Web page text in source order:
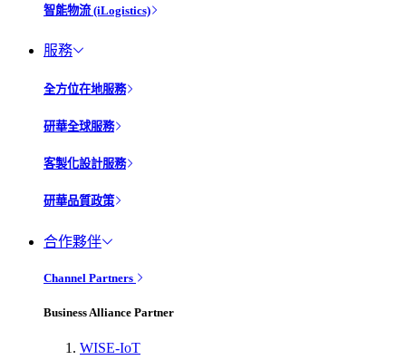
智能物流 (iLogistics)
服務
全方位在地服務
研華全球服務
客製化設計服務
研華品質政策
合作夥伴
Channel Partners
Business Alliance Partner
WISE-IoT